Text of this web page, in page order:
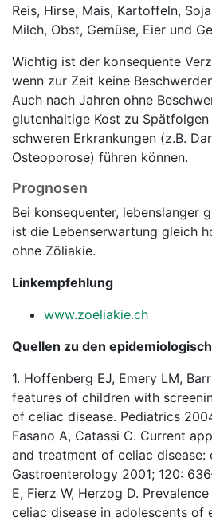
Reis, Hirse, Mais, Kartoffeln,
Milch, Obst, Gemüse, Eier und
Wichtig ist der konsequente
wenn zur Zeit keine
Auch nach Jahren ohne
glutenhaltige Kost zu
schweren Erkrankungen (z.B.
Osteoporose) führen können.
Prognosen
Bei konsequenter, lebenslanger
ist die Lebenserwartung gleich
ohne Zöliakie.
Linkempfehlung
www.zoeliakie.ch
Quellen zu den
1. Hoffenberg EJ, Emery LM,
features of children with
of celiac disease. Pediatrics
Fasano A, Catassi C. Current
and treatment of celiac disease:
Gastroenterology 2001; 120:
E, Fierz W, Herzog D.
celiac disease in adolescents of